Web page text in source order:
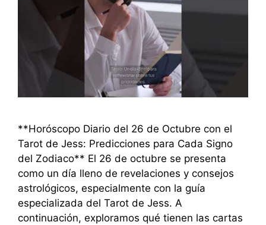
**Horóscopo Diario del 26 de Octubre con el
Tarot de Jess: Predicciones para Cada Signo
del Zodiaco** El 26 de octubre se presenta
como un día lleno de revelaciones y consejos
astrológicos, especialmente con la guía
especializada del Tarot de Jess. A
continuación, exploramos qué tienen las cartas